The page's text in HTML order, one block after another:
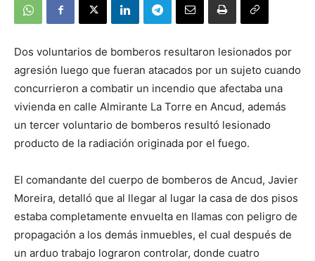
Dos voluntarios de bomberos resultaron lesionados por
agresión luego que fueran atacados por un sujeto cuando
concurrieron a combatir un incendio que afectaba una
vivienda en calle Almirante La Torre en Ancud, además
un tercer voluntario de bomberos resultó lesionado
producto de la radiación originada por el fuego.
El comandante del cuerpo de bomberos de Ancud, Javier
Moreira, detalló que al llegar al lugar la casa de dos pisos
estaba completamente envuelta en llamas con peligro de
propagación a los demás inmuebles, el cual después de
un arduo trabajo lograron controlar, donde cuatro